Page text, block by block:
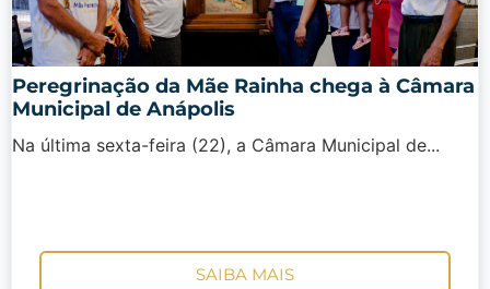
Peregrinação da Mãe Rainha chega à Câmara
Municipal de Anápolis
Na última sexta-feira (22), a Câmara Municipal de...
SAIBA MAIS